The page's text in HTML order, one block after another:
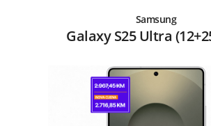
Samsung
Galaxy S25 Ultra